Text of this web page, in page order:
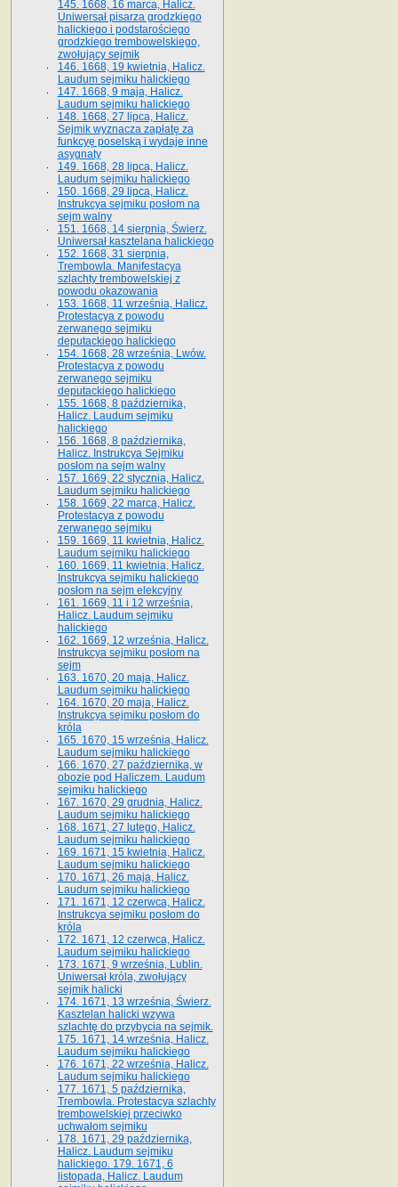
145. 1668, 16 marca, Halicz.
Uniwersał pisarza grodzkiego
halickiego i podstarościego
grodzkiego trembowelskiego,
zwołujący sejmik
146. 1668, 19 kwietnia, Halicz.
Laudum sejmiku halickiego
147. 1668, 9 maja, Halicz.
Laudum sejmiku halickiego
148. 1668, 27 lipca, Halicz.
Sejmik wyznacza zapłatę za
funkcyę poselską i wydaje inne
asygnaty
149. 1668, 28 lipca, Halicz.
Laudum sejmiku halickiego
150. 1668, 29 lipca, Halicz.
Instrukcya sejmiku posłom na
sejm walny
151. 1668, 14 sierpnia, Świerz.
Uniwersał kasztelana halickiego
152. 1668, 31 sierpnia,
Trembowla. Manifestacya
szlachty trembowelskiej z
powodu okazowania
153. 1668, 11 września, Halicz.
Protestacya z powodu
zerwanego sejmiku
deputackiego halickiego
154. 1668, 28 września, Lwów.
Protestacya z powodu
zerwanego sejmiku
deputackiego halickiego
155. 1668, 8 października,
Halicz. Laudum sejmiku
halickiego
156. 1668, 8 października,
Halicz. Instrukcya Sejmiku
posłom na sejm walny
157. 1669, 22 stycznia, Halicz.
Laudum sejmiku halickiego
158. 1669, 22 marca, Halicz.
Protestacya z powodu
zerwanego sejmiku
159. 1669, 11 kwietnia, Halicz.
Laudum sejmiku halickiego
160. 1669, 11 kwietnia, Halicz.
Instrukcya sejmiku halickiego
posłom na sejm elekcyjny
161. 1669, 11 i 12 września,
Halicz. Laudum sejmiku
halickiego
162. 1669, 12 września, Halicz.
Instrukcya sejmiku posłom na
sejm
163. 1670, 20 maja, Halicz.
Laudum sejmiku halickiego
164. 1670, 20 maja, Halicz.
Instrukcya sejmiku posłom do
króla
165. 1670, 15 września, Halicz.
Laudum sejmiku halickiego
166. 1670, 27 października, w
obozie pod Haliczem. Laudum
sejmiku halickiego
167. 1670, 29 grudnia, Halicz.
Laudum sejmiku halickiego
168. 1671, 27 lutego, Halicz.
Laudum sejmiku halickiego
169. 1671, 15 kwietnia, Halicz.
Laudum sejmiku halickiego
170. 1671, 26 maja, Halicz.
Laudum sejmiku halickiego
171. 1671, 12 czerwca, Halicz.
Instrukcya sejmiku posłom do
króla
172. 1671, 12 czerwca, Halicz.
Laudum sejmiku halickiego
173. 1671, 9 września, Lublin.
Uniwersał króla, zwołujący
sejmik halicki
174. 1671, 13 września, Świerz.
Kasztelan halicki wzywa
szlachtę do przybycia na sejmik.
175. 1671, 14 września, Halicz.
Laudum sejmiku halickiego
176. 1671, 22 września, Halicz.
Laudum sejmiku halickiego
177. 1671, 5 października,
Trembowla. Protestacya szlachty
trembowelskiej przeciwko
uchwałom sejmiku
178. 1671, 29 października,
Halicz. Laudum sejmiku
halickiego. 179. 1671, 6
listopada, Halicz. Laudum